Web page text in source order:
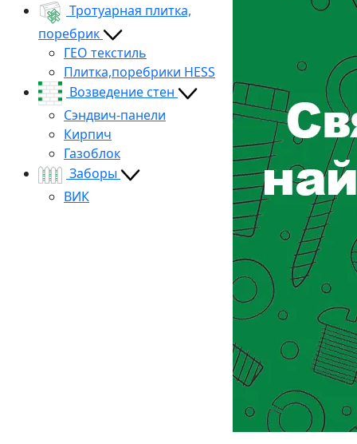
Тротуарная плитка,
поребрик
ГЕО текстиль
Плитка,поребрики HESS
Возведение стен
Сэндвич-панели
Кирпич
Газоблок
Заборы
ВИК